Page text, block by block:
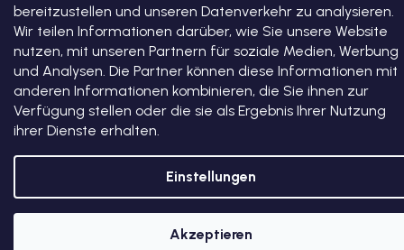
bereitzustellen und unseren Datenverkehr zu analysieren.
Wir teilen Informationen darüber, wie Sie unsere Website
nutzen, mit unseren Partnern für soziale Medien, Werbung
und Analysen. Die Partner können diese Informationen mit
anderen Informationen kombinieren, die Sie ihnen zur
Verfügung stellen oder die sie als Ergebnis Ihrer Nutzung
ihrer Dienste erhalten.
Einstellungen
Akzeptieren